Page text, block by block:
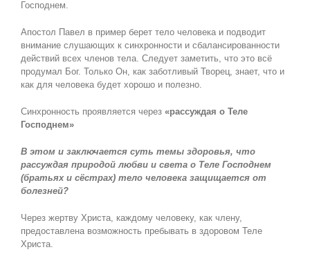
Господнем.
Апостол Павел в пример берет тело человека и подводит
внимание слушающих к синхронности и сбалансированности
действий всех членов тела. Следует заметить, что это всё
продумал Бог. Только Он, как заботливый Творец, знает, что и
как для человека будет хорошо и полезно.
Синхронность проявляется через «рассуждая о Теле
Господнем»
В этом и заключается суть темы здоровья, что
рассуждая природой любви и света о Теле Господнем
(братьях и сёстрах) тело человека защищается от
болезней?
Через жертву Христа, каждому человеку, как члену,
предоставлена возможность пребывать в здоровом Теле
Христа.